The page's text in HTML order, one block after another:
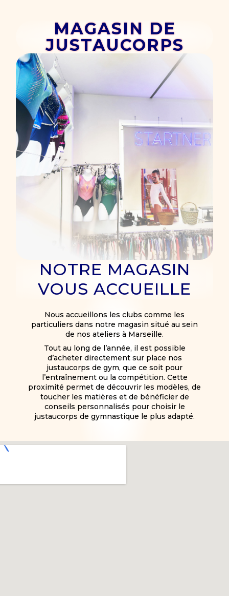
MAGASIN DE
JUSTAUCORPS
NOTRE MAGASIN
VOUS ACCUEILLE
Nous accueillons les clubs comme les
particuliers dans notre magasin situé au sein
de nos ateliers à Marseille.
Tout au long de l’année, il est possible
d’acheter directement sur place nos
justaucorps de gym, que ce soit pour
l’entraînement ou la compétition. Cette
proximité permet de découvrir les modèles, de
toucher les matières et de bénéficier de
conseils personnalisés pour choisir le
justaucorps de gymnastique le plus adapté.